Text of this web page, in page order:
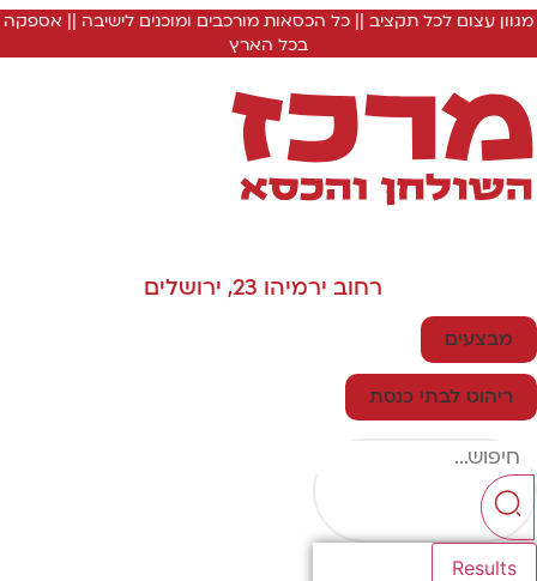
מגוון עצום לכל תקציב || כל הכסאות מורכבים ומוכנים לישיבה || אספקה
בכל הארץ
רחוב ירמיהו 23, ירושלים
מבצעים
ריהוט לבתי כנסת
Results